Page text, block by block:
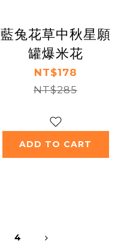
藍兔花草中秋星願
罐爆米花
NT$178
NT$285
ADD TO CART
4